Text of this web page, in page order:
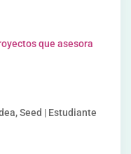
que asesora
Seed | Estudiante